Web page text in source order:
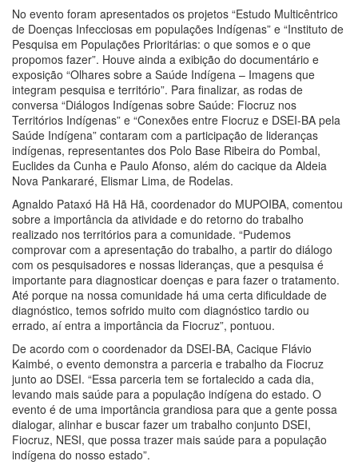
No evento foram apresentados os projetos “Estudo Multicêntrico
de Doenças Infecciosas em populações Indígenas” e “Instituto de
Pesquisa em Populações Prioritárias: o que somos e o que
propomos fazer”. Houve ainda a exibição do documentário e
exposição “Olhares sobre a Saúde Indígena – Imagens que
integram pesquisa e território”. Para finalizar, as rodas de
conversa “Diálogos Indígenas sobre Saúde: Fiocruz nos
Territórios Indígenas” e “Conexões entre Fiocruz e DSEI-BA pela
Saúde Indígena” contaram com a participação de lideranças
indígenas, representantes dos Polo Base Ribeira do Pombal,
Euclides da Cunha e Paulo Afonso, além do cacique da Aldeia
Nova Pankararé, Elismar Lima, de Rodelas.
Agnaldo Pataxó Hã Hã Hã, coordenador do MUPOIBA, comentou
sobre a importância da atividade e do retorno do trabalho
realizado nos territórios para a comunidade. “Pudemos
comprovar com a apresentação do trabalho, a partir do diálogo
com os pesquisadores e nossas lideranças, que a pesquisa é
importante para diagnosticar doenças e para fazer o tratamento.
Até porque na nossa comunidade há uma certa dificuldade de
diagnóstico, temos sofrido muito com diagnóstico tardio ou
errado, aí entra a importância da Fiocruz”, pontuou.
De acordo com o coordenador da DSEI-BA, Cacique Flávio
Kaimbé, o evento demonstra a parceria e trabalho da Fiocruz
junto ao DSEI. “Essa parceria tem se fortalecido a cada dia,
levando mais saúde para a população indígena do estado. O
evento é de uma importância grandiosa para que a gente possa
dialogar, alinhar e buscar fazer um trabalho conjunto DSEI,
Fiocruz, NESI, que possa trazer mais saúde para a população
indígena do nosso estado”.